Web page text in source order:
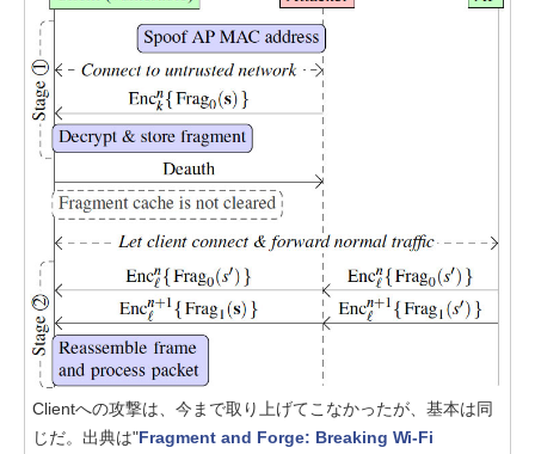
Clientへの攻撃は、今まで取り上げてこなかったが、基本は同
じだ。出典は"Fragment and Forge: Breaking Wi-Fi